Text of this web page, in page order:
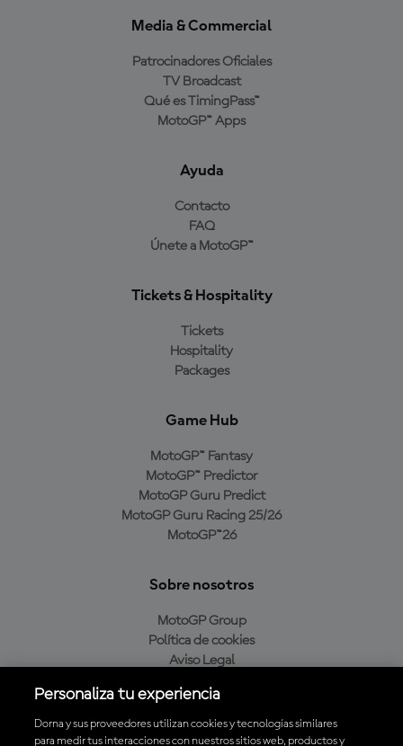
Media & Commercial
Patrocinadores Oficiales
TV Broadcast
Qué es TimingPass™
MotoGP™ Apps
Ayuda
Contacto
FAQ
Únete a MotoGP™
Tickets & Hospitality
Tickets
Hospitality
Packages
Game Hub
MotoGP™ Fantasy
MotoGP™ Predictor
MotoGP Guru Predict
MotoGP Guru Racing 25/26
MotoGP™26
Sobre nosotros
MotoGP Group
Política de cookies
Aviso Legal
Política de compra
Personaliza tu experiencia
Dorna y sus proveedores utilizan cookies y tecnologías similares
para medir tus interacciones con nuestros sitios web, productos y